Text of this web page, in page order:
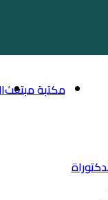
مكتبة مبتعث